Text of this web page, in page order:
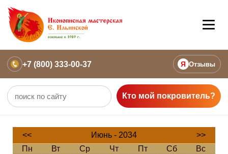
+7 (800) 333-00-37 Я Отзывы
Кто мой покровитель?
<< Июнь - 2034
>>
Пн
Вт Ср Чт Пт Сб
Вс